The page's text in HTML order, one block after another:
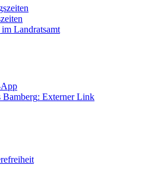
Landratsamt
Bamberg: Externer Link